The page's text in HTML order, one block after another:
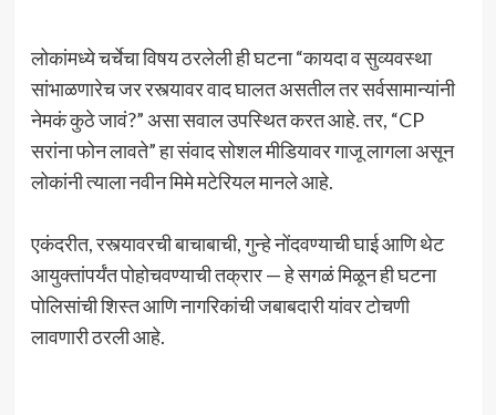
लोकांमध्ये चर्चेचा विषय ठरलेली ही घटना “कायदा व सुव्यवस्था
सांभाळणारेच जर रस्त्यावर वाद घालत असतील तर सर्वसामान्यांनी
नेमकं कुठे जावं?” असा सवाल उपस्थित करत आहे. तर, “CP
सरांना फोन लावते” हा संवाद सोशल मीडियावर गाजू लागला असून
लोकांनी त्याला नवीन मिमे मटेरियल मानले आहे.
एकंदरीत, रस्त्यावरची बाचाबाची, गुन्हे नोंदवण्याची घाई आणि थेट
आयुक्तांपर्यंत पोहोचवण्याची तक्रार — हे सगळं मिळून ही घटना
पोलिसांची शिस्त आणि नागरिकांची जबाबदारी यांवर टोचणी
लावणारी ठरली आहे.